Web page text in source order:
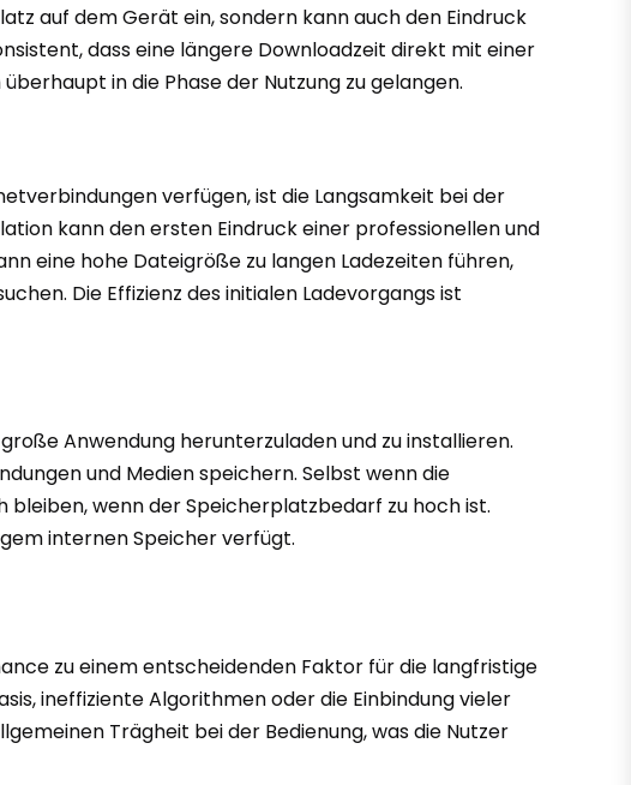
auf dem Gerät ein, sondern kann auch den Eindruck
dass eine längere Downloadzeit direkt mit einer
in die Phase der Nutzung zu gelangen.
verfügen, ist die Langsamkeit bei der
kann den ersten Eindruck einer professionellen und
eine hohe Dateigröße zu langen Ladezeiten führen,
Die Effizienz des initialen Ladevorgangs ist
Anwendung herunterzuladen und zu installieren.
und Medien speichern. Selbst wenn die
bleiben, wenn der Speicherplatzbedarf zu hoch ist.
internen Speicher verfügt.
zu einem entscheidenden Faktor für die langfristige
ineffiziente Algorithmen oder die Einbindung vieler
Trägheit bei der Bedienung, was die Nutzer